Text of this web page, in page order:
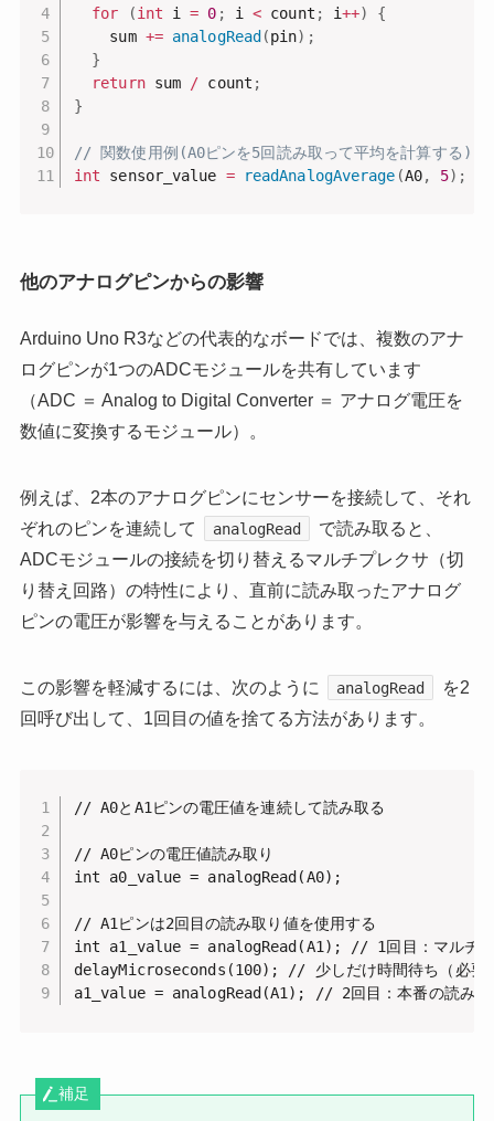
for
(int i = 0 ; i < count ; i++)
{
    sum
+= analogRead(pin) ;
}
return sum / count ;
}
// 関数使用例(A0ピンを5回読み取って平均を計算する)
int sensor_value = readAnalogAverage (A0, 5) ;
他のアナログピンからの影響
Arduino Uno R3などの代表的なボードでは、複数のアナ
ログピンが1つのADCモジュールを共有しています
（ADC ＝ Analog to Digital Converter ＝ アナログ電圧を
数値に変換するモジュール）。
例えば、2本のアナログピンにセンサーを接続して、それ
ぞれのピンを連続して
analogRead
で読み取ると、
ADCモジュールの接続を切り替えるマルチプレクサ（切
り替え回路）の特性により、直前に読み取ったアナログ
ピンの電圧が影響を与えることがあります。
この影響を軽減するには、次のように analogRead
を2
回呼び出して、1回目の値を捨てる方法があります。
// A0とA1ピンの電圧値を連続して読み取る
// A0ピンの電圧値読み取り
int a0_value = analogRead(A0);
// A1ピンは2回目の読み取り値を使用する
int a1_value = analogRead(A1); // 1回目：マルチプレ
delayMicroseconds(100); // 少しだけ時間待ち（必要
a1_value = analogRead(A1); // 2回目：本番の読み取
補足